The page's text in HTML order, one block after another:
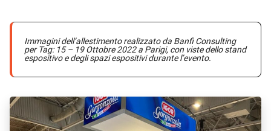
Immagini dell’allestimento realizzato da Banfi Consulting
per Tag: 15 – 19 Ottobre 2022 a Parigi, con viste dello stand
espositivo e degli spazi espositivi durante l’evento.